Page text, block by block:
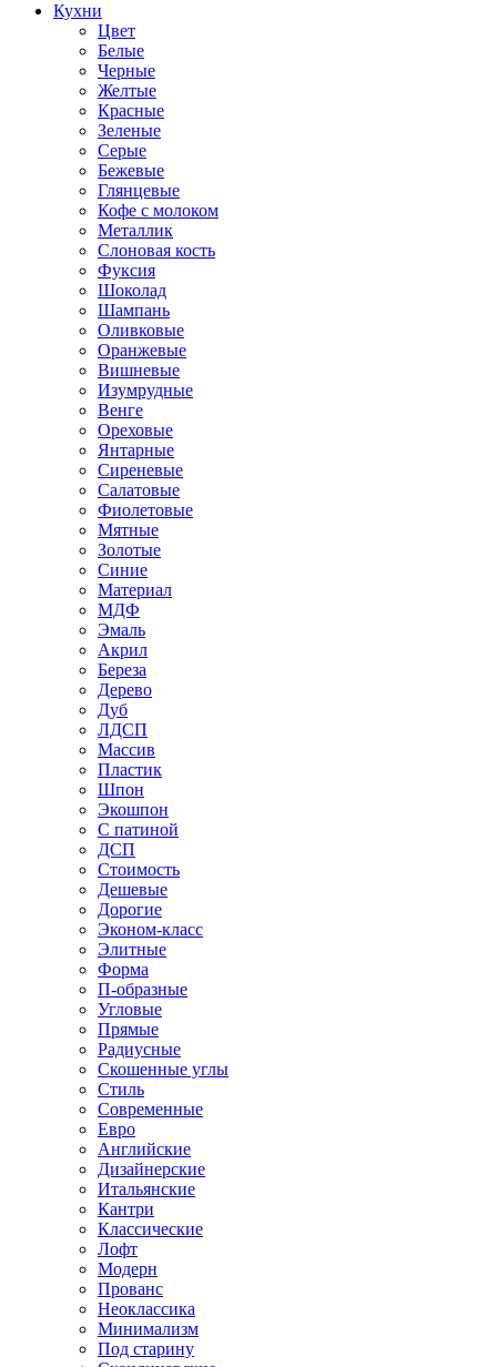
Кухни
Цвет
Белые
Черные
Желтые
Красные
Зеленые
Серые
Бежевые
Глянцевые
Кофе с молоком
Металлик
Слоновая кость
Фуксия
Шоколад
Шампань
Оливковые
Оранжевые
Вишневые
Изумрудные
Венге
Ореховые
Янтарные
Сиреневые
Салатовые
Фиолетовые
Мятные
Золотые
Синие
Материал
МДФ
Эмаль
Акрил
Береза
Дерево
Дуб
ЛДСП
Массив
Пластик
Шпон
Экошпон
С патиной
ДСП
Стоимость
Дешевые
Дорогие
Эконом-класс
Элитные
Форма
П-образные
Угловые
Прямые
Радиусные
Скошенные углы
Стиль
Современные
Евро
Английские
Дизайнерские
Итальянские
Кантри
Классические
Лофт
Модерн
Прованс
Неоклассика
Минимализм
Под старину